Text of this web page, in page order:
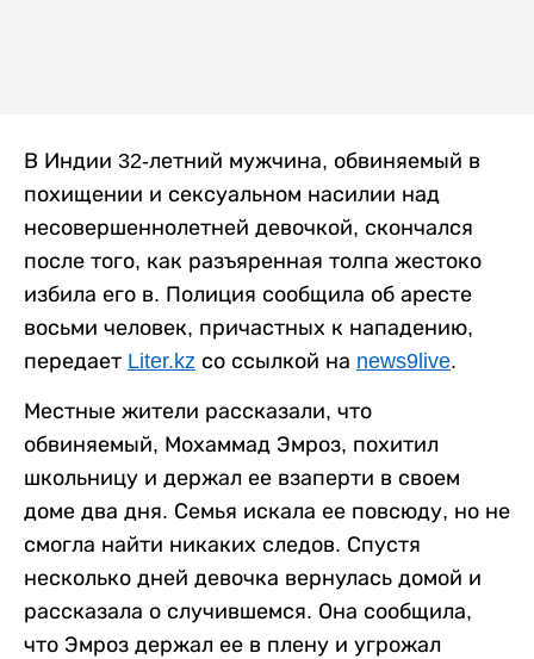
В Индии 32-летний мужчина, обвиняемый в
похищении и сексуальном насилии над
несовершеннолетней девочкой, скончался
после того, как разъяренная толпа жестоко
избила его в. Полиция сообщила об аресте
восьми человек, причастных к нападению,
передает Liter.kz со ссылкой на news9live.
Местные жители рассказали, что
обвиняемый, Мохаммад Эмроз, похитил
школьницу и держал ее взаперти в своем
доме два дня. Семья искала ее повсюду, но не
смогла найти никаких следов. Спустя
несколько дней девочка вернулась домой и
рассказала о случившемся. Она сообщила,
что Эмроз держал ее в плену и угрожал